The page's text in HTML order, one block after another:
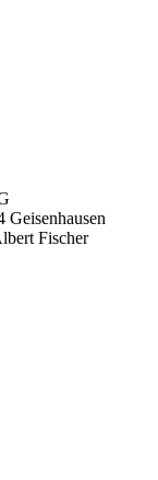
Geisenhausen
Fischer